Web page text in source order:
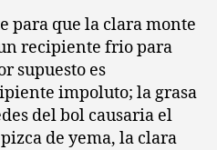
para que la clara monte
recipiente frio para
supuesto es
impoluto; la grasa
del bol causaria el
de yema, la clara